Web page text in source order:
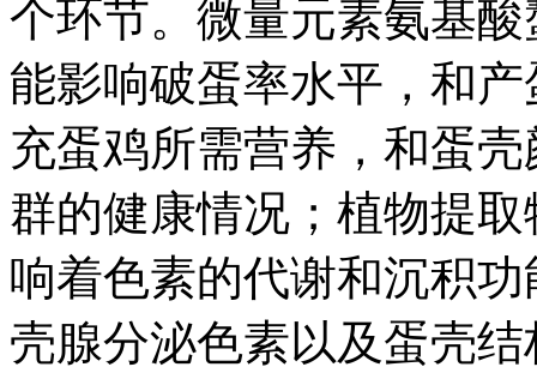
个环节。微量元素氨基
能影响破蛋率水平，和
充蛋鸡所需营养，和蛋
群的健康情况；植物提
响着色素的代谢和沉积
壳腺分泌色素以及蛋壳